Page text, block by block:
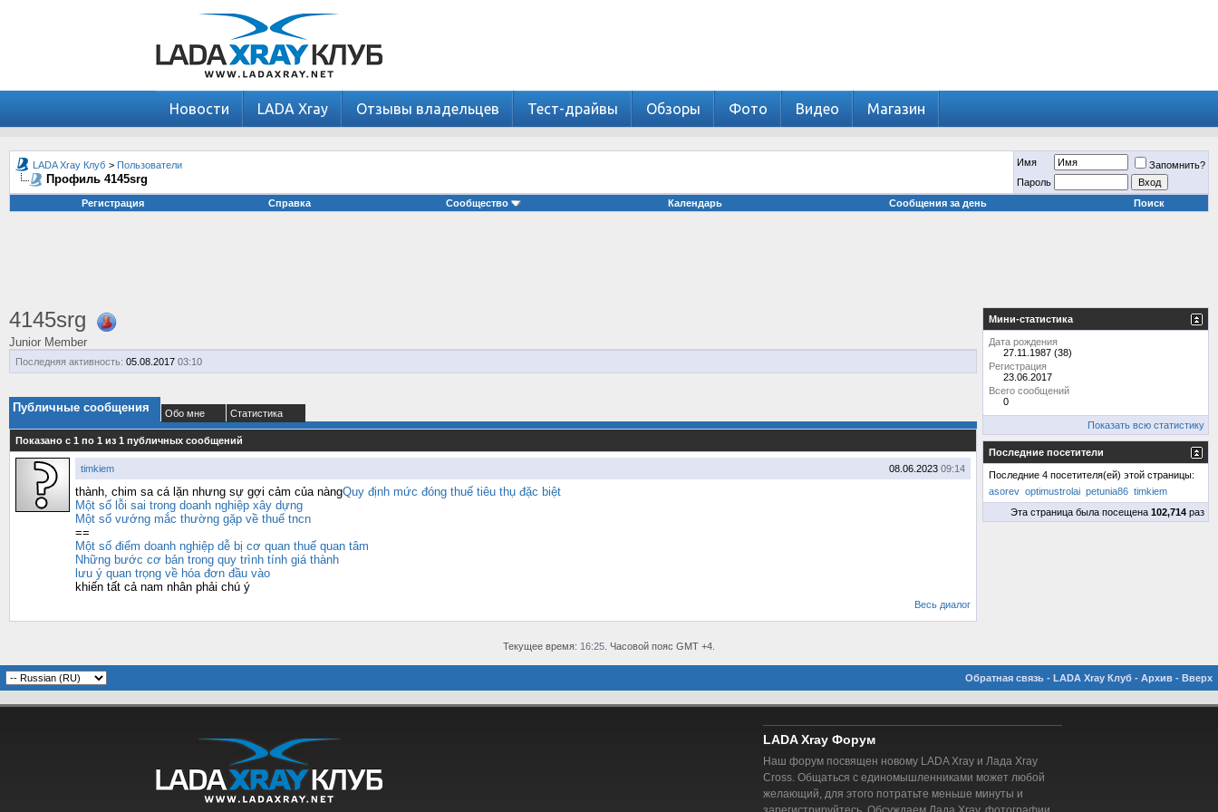
Новости LADA Xray Отзывы владельцев Тест-драйвы Обзоры Фото Видео Магазин
LADA Xray Клуб > Пользователи
Профиль 4145srg
Имя
Запомнить?
Пароль
Регистрация
Справка Сообщество Календарь Сообщения за день Поиск
4145srg
Junior Member
Последняя активность: 05.08.2017 03:10
Публичные сообщения Обо мне Статистика
Показано с 1 по 1 из 1 публичных сообщений
08.06.2023 09:14
timkiem
thành, chim sa cá lặn nhưng sự gợi cảm của nàngQuy định mức đóng thuế tiêu thụ đặc biệt
Một số lỗi sai trong doanh nghiệp xây dựng
Một số vướng mắc thường gặp về thuế tncn
==
Một số điểm doanh nghiệp dễ bị cơ quan thuế quan tâm
Những bước cơ bản trong quy trình tính giá thành
lưu ý quan trọng về hóa đơn đầu vào
khiến tất cả nam nhân phải chú ý
Весь диалог
Мини-статистика
Дата рождения
27.11.1987 (38)
Регистрация
23.06.2017
Всего сообщений
0
Показать всю статистику
Последние посетители
Последние 4 посетителя(ей) этой страницы:
asorev optimustrolai petunia86 timkiem
Эта страница была посещена 102,714 раз
Текущее время: 16:25 . Часовой пояс GMT +4.
Обратная связь - LADA Xray Клуб - Архив - Вверх
LADA Xray Форум
Наш форум посвящен новому LADA Xray и Лада Xray
Cross. Общаться с единомышленниками может любой
желающий, для этого потратьте меньше минуты и